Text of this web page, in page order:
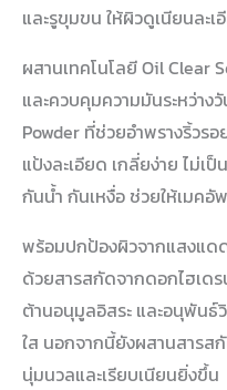
และรูขุมขน ให้ผิวดูเนียนละ
ผสานเทคโนโลยี Oil Clear
และควบคุมความมันระหว่า
Powder ที่ช่วยอำพรางริ้วร
แป้งละเอียด เกลี่ยง่าย ไม่
กันน้ำ กันเหงื่อ ช่วยให้เมค
พร้อมปกป้องผิวจากแสงแดด
ด้วยสารสกัดจากดอกไฮเด
ต้านอนุมูลอิสระ และอนุพันธ์
ใส นอกจากนี้ยังผสานสารส
นุ่มนวลและเรียบเนียนยิ่งขึ้น